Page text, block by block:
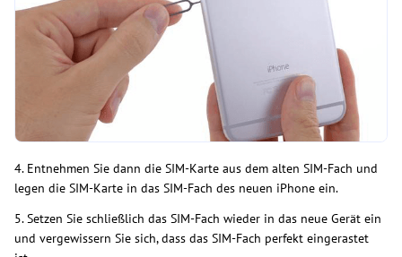
4. Entnehmen Sie dann die SIM-Karte aus dem alten SIM-Fach und
legen die SIM-Karte in das SIM-Fach des neuen iPhone ein.
5. Setzen Sie schließlich das SIM-Fach wieder in das neue Gerät ein
und vergewissern Sie sich, dass das SIM-Fach perfekt eingerastet